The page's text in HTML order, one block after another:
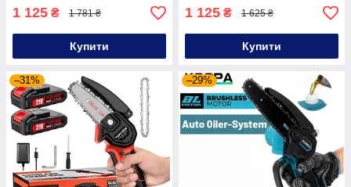
1 125 ₴ 1 781 ₴
Купити
1 125 ₴ 1 625 ₴
Купити
–31% –29%